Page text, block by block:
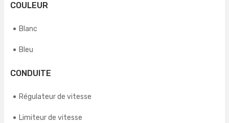
COULEUR
Blanc
Bleu
CONDUITE
Régulateur de vitesse
Limiteur de vitesse